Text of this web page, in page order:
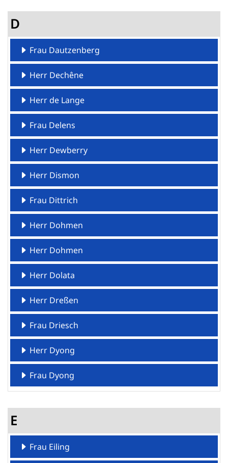
D
Frau Dautzenberg
Herr Dechêne
Herr de Lange
Frau Delens
Herr Dewberry
Herr Dismon
Frau Dittrich
Herr Dohmen
Herr Dohmen
Herr Dolata
Herr Dreßen
Frau Driesch
Herr Dyong
Frau Dyong
E
Frau Eiling